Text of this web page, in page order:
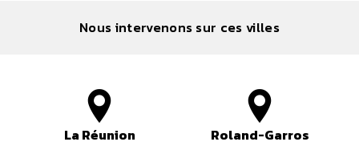
Nous intervenons sur ces villes
La Réunion Roland-Garros